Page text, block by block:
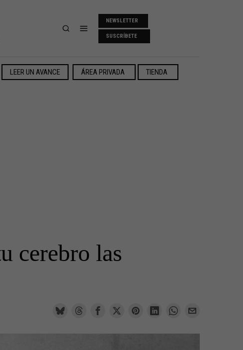
NEWSLETTER
SUSCRÍBETE
LEER UN AVANCE ÁREA PRIVADA TIENDA
cerebro las